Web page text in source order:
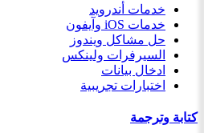
خدمات أندرويد
خدمات iOS وآيفون
حل مشاكل ويندوز
السيرفرات ولينكس
ادخال بيانات
اختبارات تجريبية
كتابة وترجمة